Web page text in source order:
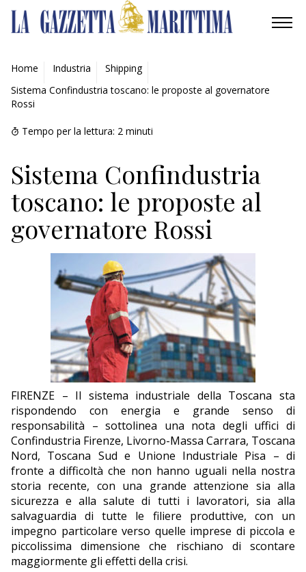
AMBIENTE
MOBILITÀ
INDUSTRIA
RICERCA
ECONOMIA
TURISMO
EDITORIALI
Home Industria
Shipping
Sistema Confindustria toscano: le proposte al governatore
Rossi
Tempo per la lettura: 2 minuti
Sistema Confindustria
toscano: le proposte al
governatore Rossi
FIRENZE – Il sistema industriale della Toscana sta
rispondendo con energia e grande senso di
responsabilità – sottolinea una nota degli uffici di
Confindustria Firenze, Livorno-Massa Carrara, Toscana
Nord, Toscana Sud e Unione Industriale Pisa – di
fronte a difficoltà che non hanno uguali nella nostra
storia recente, con una grande attenzione sia alla
sicurezza e alla salute di tutti i lavoratori, sia alla
salvaguardia di tutte le filiere produttive, con un
impegno particolare verso quelle imprese di piccola e
piccolissima dimensione che rischiano di scontare
maggiormente gli effetti della crisi.